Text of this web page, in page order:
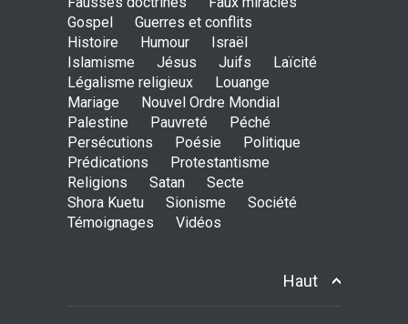
18 de Setembro de 2016 às 00:00
Senhor, quebra o meu
coração incircunciso!
ENSEIGNEMENTS
28 de Agosto de 2016 às 00:00
A visão
Gospel
Guerres et conflits
Histoire
Humour
Israël
Islamisme
Jésus Juifs
Laïcité
Légalisme religieux
Louange
Mariage
Nouvel Ordre Mondial
Palestine
Pauvreté
Péché
Persécutions
Poésie
Politique
Prédications
Protestantisme
Religions
Satan
Secte
Shora Kuetu
Sionisme
Société
Témoignages
Vidéos
Haut